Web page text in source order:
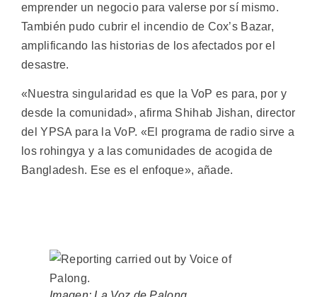
emprender un negocio para valerse por sí mismo.
También pudo cubrir el incendio de Cox’s Bazar,
amplificando las historias de los afectados por el
desastre.
«Nuestra singularidad es que la VoP es para, por y
desde la comunidad», afirma Shihab Jishan, director
del YPSA para la VoP. «El programa de radio sirve a
los rohingya y a las comunidades de acogida de
Bangladesh. Ese es el enfoque», añade.